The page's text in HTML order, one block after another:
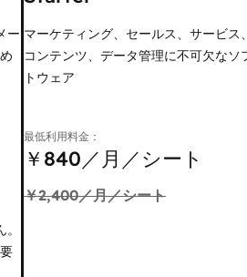
ー マーケティング、セールス、サービス、
コンテンツ、データ管理に不可欠なソ
トウェア
最低利用料金：
￥840／月／シート
￥2,400／月／シート